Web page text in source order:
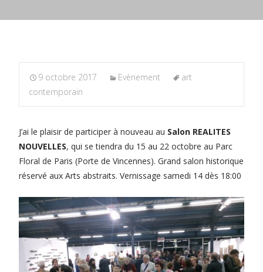
9 octobre 2017 Evènement
art
contemporain
J’ai le plaisir de participer à nouveau au Salon REALITES
NOUVELLES, qui se tiendra du 15 au 22 octobre au Parc
Floral de Paris (Porte de Vincennes). Grand salon historique
réservé aux Arts abstraits. Vernissage samedi 14 dès 18:00